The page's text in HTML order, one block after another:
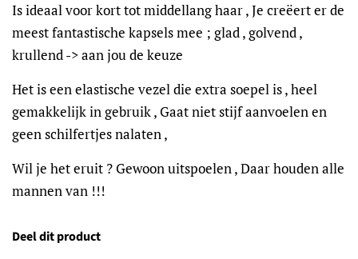
Is ideaal voor kort tot middellang haar , Je creëert er de
meest fantastische kapsels mee ; glad , golvend ,
krullend -> aan jou de keuze
Het is een elastische vezel die extra soepel is , heel
gemakkelijk in gebruik , Gaat niet stijf aanvoelen en
geen schilfertjes nalaten ,
Wil je het eruit ? Gewoon uitspoelen , Daar houden alle
mannen van !!!
Deel dit product